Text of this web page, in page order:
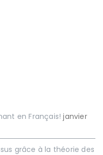
en Français! janvier
grâce à la théorie des